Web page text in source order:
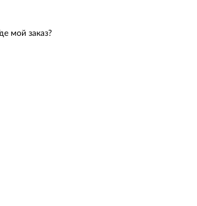
мой заказ?